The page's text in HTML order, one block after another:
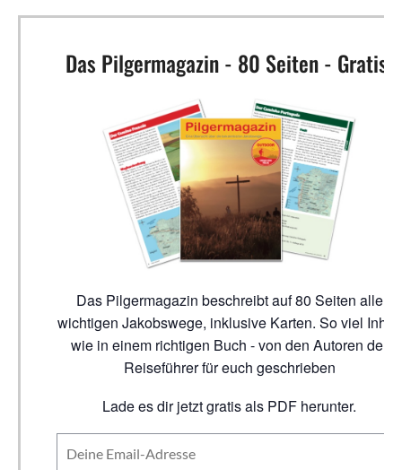
Das Pilgermagazin - 80 Seiten - Gratis!
Das Pilgermagazin beschreibt auf 80 Seiten alle
wichtigen Jakobswege, inklusive Karten. So viel Inhalt
wie in einem richtigen Buch - von den Autoren der
Reiseführer für euch geschrieben
Lade es dir jetzt gratis als PDF herunter.